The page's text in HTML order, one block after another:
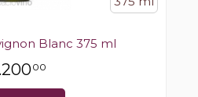
Blanc 375 ml
00